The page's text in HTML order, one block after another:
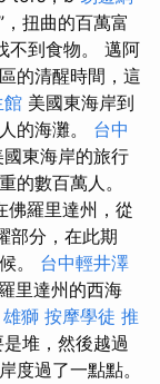
扭曲的百萬富
不到食物。 邁阿
的清醒時間，這
館 美國東海岸到
的海灘。 台中
東海岸的旅行
的數百萬人。
佛羅里達州，從
部分，在此期
。 台中輕井澤
里達州的西海
獅 按摩學徒 推
堆，然後越過
度過了一點點。